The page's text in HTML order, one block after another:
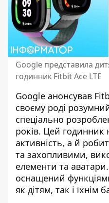
Google представила
годинник Fitbit Ace LTE
Google анонсував
своєму роді
спеціально
років. Цей годинник
активність, а й
та захопливими,
елементи та
оснащений
як дітям, так і їхнім